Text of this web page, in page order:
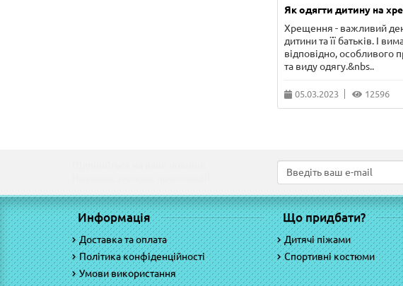
Як одягти дитину на
Хрещення - важливий
дитини та її батьків. І
відповідно, особливого
та виду одягу.&nbs..
05.03.2023 12596
Информація
Доставка та оплата
Політика конфіденційності
Умови використання
Що придбати?
Дитячі піжами
Спортивні костюми